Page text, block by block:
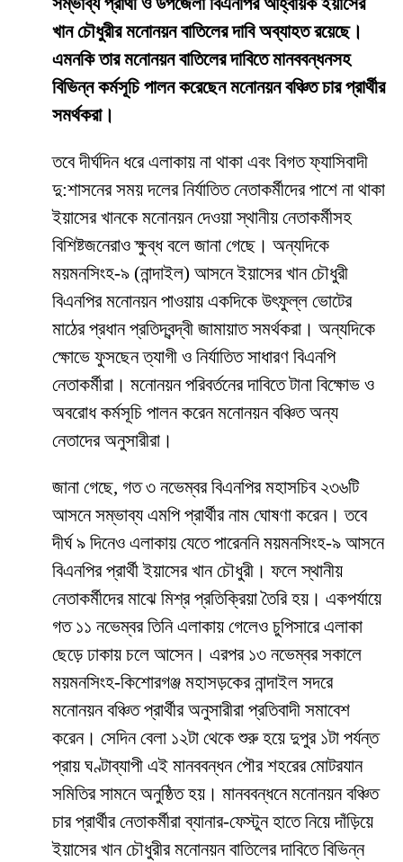
খান চৌধুরীর মনোনয়ন বাতিলের দাবি অব্যাহত রয়েছে।
এমনকি তার মনোনয়ন বাতিলের দাবিতে মানববন্ধনসহ
বিভিন্ন কর্মসূচি পালন করেছেন মনোনয়ন বঞ্চিত চার প্রার্থীর
সমর্থকরা।
তবে দীর্ঘদিন ধরে এলাকায় না থাকা এবং বিগত ফ্যাসিবাদী
দু:শাসনের সময় দলের নির্যাতিত নেতাকর্মীদের পাশে না থাকা
ইয়াসের খানকে মনোনয়ন দেওয়া স্থানীয় নেতাকর্মীসহ
বিশিষ্টজনেরাও ক্ষুব্ধ বলে জানা গেছে। অন্যদিকে
ময়মনসিংহ-৯ (নান্দাইল) আসনে ইয়াসের খান চৌধুরী
বিএনপির মনোনয়ন পাওয়ায় একদিকে উৎফুল্ল ভোটের
মাঠের প্রধান প্রতিদ্বন্দ্বী জামায়াত সমর্থকরা। অন্যদিকে
ক্ষোভে ফুসছেন ত্যাগী ও নির্যাতিত সাধারণ বিএনপি
নেতাকর্মীরা। মনোনয়ন পরিবর্তনের দাবিতে টানা বিক্ষোভ ও
অবরোধ কর্মসূচি পালন করেন মনোনয়ন বঞ্চিত অন্য
নেতাদের অনুসারীরা।
জানা গেছে, গত ৩ নভেম্বর বিএনপির মহাসচিব ২৩৬টি
আসনে সম্ভাব্য এমপি প্রার্থীর নাম ঘোষণা করেন। তবে
দীর্ঘ ৯ দিনেও এলাকায় যেতে পারেননি ময়মনসিংহ-৯ আসনে
বিএনপির প্রার্থী ইয়াসের খান চৌধুরী। ফলে স্থানীয়
নেতাকর্মীদের মাঝে মিশ্র প্রতিক্রিয়া তৈরি হয়। একপর্যায়ে
গত ১১ নভেম্বর তিনি এলাকায় গেলেও চুপিসারে এলাকা
ছেড়ে ঢাকায় চলে আসেন। এরপর ১৩ নভেম্বর সকালে
ময়মনসিংহ-কিশোরগঞ্জ মহাসড়কের নান্দাইল সদরে
মনোনয়ন বঞ্চিত প্রার্থীর অনুসারীরা প্রতিবাদী সমাবেশ
করেন। সেদিন বেলা ১২টা থেকে শুরু হয়ে দুপুর ১টা পর্যন্ত
প্রায় ঘণ্টাব্যাপী এই মানববন্ধন পৌর শহরের মোটরযান
সমিতির সামনে অনুষ্ঠিত হয়। মানববন্ধনে মনোনয়ন বঞ্চিত
চার প্রার্থীর নেতাকর্মীরা ব্যানার-ফেস্টুন হাতে নিয়ে দাঁড়িয়ে
ইয়াসের খান চৌধুরীর মনোনয়ন বাতিলের দাবিতে বিভিন্ন